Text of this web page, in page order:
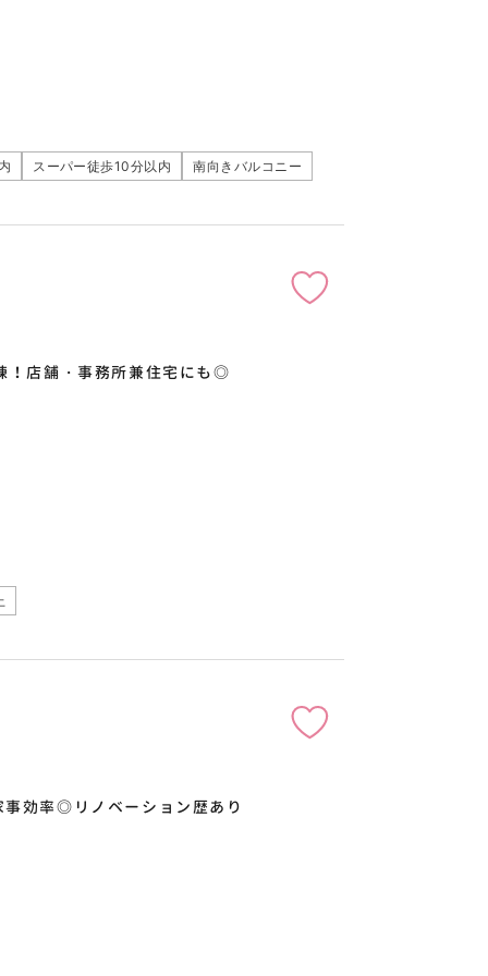
スーパー徒歩10分以内 南向きバルコニー
店舗・事務所兼住宅にも◎
効率◎リノベーション歴あり